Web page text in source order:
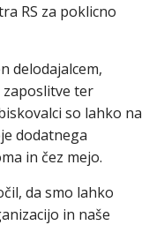
RS za poklicno
delodajalcem,
ter
so lahko na
dodatnega
in čez mejo.
da smo lahko
in naše